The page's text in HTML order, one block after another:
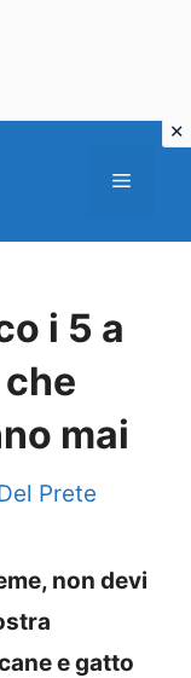
Menu
i 5 a
mai
Prete
non devi
e gatto